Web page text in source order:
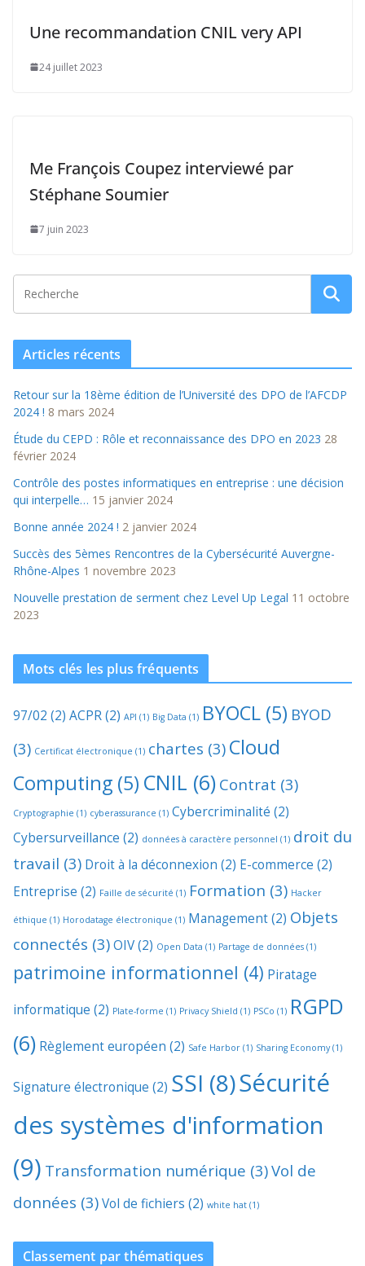
Une recommandation CNIL very API
24 juillet 2023
Me François Coupez interviewé par
Stéphane Soumier
7 juin 2023
Articles récents
Retour sur la 18ème édition de l’Université des DPO de l’AFCDP
2024 ! 8 mars 2024
Étude du CEPD : Rôle et reconnaissance des DPO en 2023 28
février 2024
Contrôle des postes informatiques en entreprise : une décision
qui interpelle… 15 janvier 2024
Bonne année 2024 ! 2 janvier 2024
Succès des 5èmes Rencontres de la Cybersécurité Auvergne-
Rhône-Alpes 1 novembre 2023
Nouvelle prestation de serment chez Level Up Legal 11 octobre
2023
Mots clés les plus fréquents
97/02 (2) ACPR(2) API (1) Big Data (1) BYOCL (5) BYOD
(3) Certificat électronique (1) chartes (3) Cloud
Computing (5) CNIL (6) Contrat (3)
Cryptographie (1) cyberassurance (1) Cybercriminalité (2)
Cybersurveillance (2) données à caractère personnel (1) droit du
travail (3) Droit à la déconnexion (2) E-commerce (2)
Entreprise (2) Faille de sécurité (1) Formation (3) Hacker
éthique (1) Horodatage électronique (1) Management(2) Objets
connectés (3)OIV(2) Open Data (1) Partage de données (1)
patrimoine informationnel (4) Piratage
informatique (2) Plate-forme (1) Privacy Shield (1) PSCo (1) RGPD
(6) Règlement européen (2) Safe Harbor (1) Sharing Economy(1)
Signature électronique (2) SSI (8)Sécurité
des systèmes d'information
(9) Transformation numérique (3)Vol de
données (3)Vol de fichiers (2) white hat (1)
Classement par thématiques